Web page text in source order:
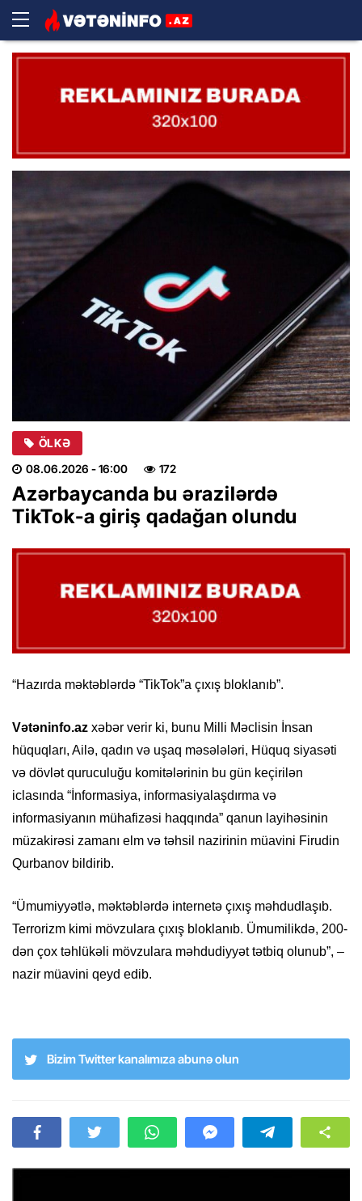
ÖLKƏ
08.06.2026 - 16:00 172
Azərbaycanda bu ərazilərdə
TikTok-a giriş qadağan olundu
“Hazırda məktəblərdə “TikTok”a çıxış bloklanıb”.
Vətəninfo.az xəbər verir ki, bunu Milli Məclisin İnsan
hüquqları, Ailə, qadın və uşaq məsələləri, Hüquq siyasəti
və dövlət quruculuğu komitələrinin bu gün keçirilən
iclasında “İnformasiya, informasiyalaşdırma və
informasiyanın mühafizəsi haqqında” qanun layihəsinin
müzakirəsi zamanı elm və təhsil nazirinin müavini Firudin
Qurbanov bildirib.
“Ümumiyyətlə, məktəblərdə internetə çıxış məhdudlaşıb.
Terrorizm kimi mövzulara çıxış bloklanıb. Ümumilikdə, 200-
dən çox təhlükəli mövzulara məhdudiyyət tətbiq olunub”, –
nazir müavini qeyd edib.
Bizim Twitter kanalımıza abunə olun